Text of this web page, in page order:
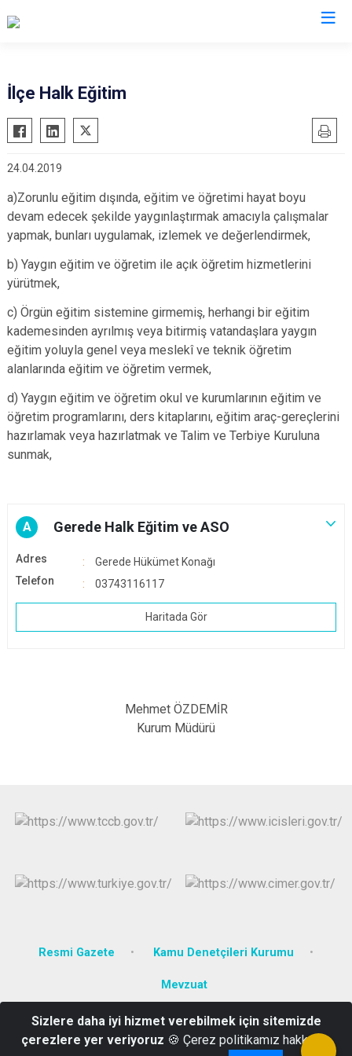
Dörtdivan
Gerede
Göynük
Kıbrıscık
Mengen
Mudurnu
Seben
Yeniçağa
İlçe Halk Eğitim
24.04.2019
a)Zorunlu eğitim dışında, eğitim ve öğretimi hayat boyu
devam edecek şekilde yaygınlaştırmak amacıyla çalışmalar
yapmak, bunları uygulamak, izlemek ve değerlendirmek,
b) Yaygın eğitim ve öğretim ile açık öğretim hizmetlerini
yürütmek,
c) Örgün eğitim sistemine girmemiş, herhangi bir eğitim
kademesinden ayrılmış veya bitirmiş vatandaşlara yaygın
eğitim yoluyla genel veya meslekî ve teknik öğretim
alanlarında eğitim ve öğretim vermek,
d) Yaygın eğitim ve öğretim okul ve kurumlarının eğitim ve
öğretim programlarını, ders kitaplarını, eğitim araç-gereçlerini
hazırlamak veya hazırlatmak ve Talim ve Terbiye Kuruluna
sunmak,
A Gerede Halk Eğitim ve ASO
Adres
Gerede Hükümet Konağı
Telefon
03743116117
Haritada Gör
Mehmet ÖZDEMİR
Kurum Müdürü
Resmi Gazete Kamu Denetçileri Kurumu
Mevzuat
Seviller Mah. Sakarya Cd. No:42 Hükümet Konağı
0374 311 6008
Sizlere daha iyi hizmet verebilmek için sitemizde
çerezlere yer veriyoruz 🍪 Çerez politikamız hakkında